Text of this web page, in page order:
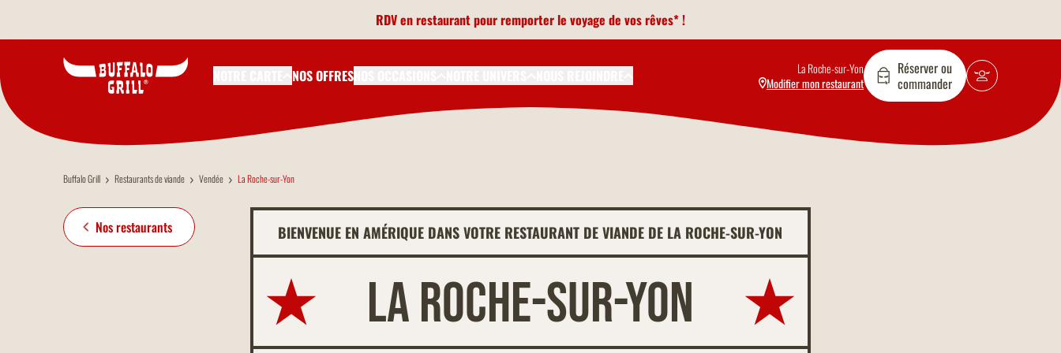
RDV en restaurant pour remporter le voyage de vos rêves* !
NOS OFFRES
La Roche-sur-Yon
Modifier mon restaurant
Réserver ou
commander
Buffalo Grill Restaurants de viande Vendée La Roche-sur-Yon
Nos restaurants BIENVENUE EN AMÉRIQUE DANS VOTRE RESTAURANT DE VIANDE DE LA ROCHE-SUR-YON
La Roche-sur-Yon